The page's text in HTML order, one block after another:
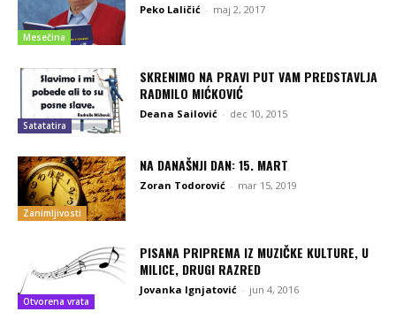
Mesečina
Peko Laličić - maj 2, 2017
Satatatira
SKRENIMO NA PRAVI PUT VAM PREDSTAVLJA
RADMILO MIĆKOVIĆ
Deana Sailović - dec 10, 2015
Zanimljivosti
NA DANAŠNJI DAN: 15. MART
Zoran Todorović - mar 15, 2019
Otvorena vrata
PISANA PRIPREMA IZ MUZIČKE KULTURE, U
MILICE, DRUGI RAZRED
Jovanka Ignjatović - jun 4, 2016